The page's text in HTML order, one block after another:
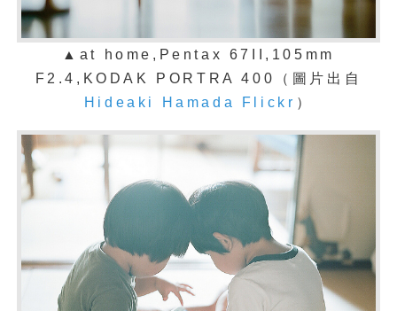
▲at home,Pentax 67II,105mm
F2.4,KODAK PORTRA 400（ 圖片出自
Hideaki Hamada Flickr ）